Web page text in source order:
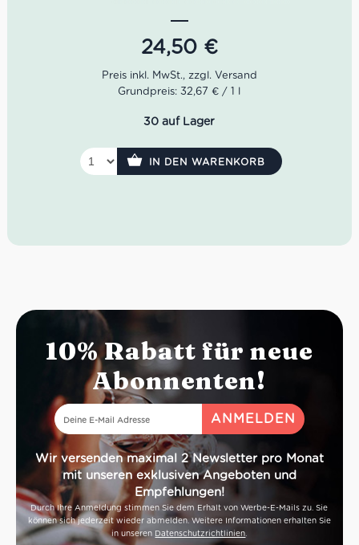
Barrique, wo er dann 9 Monate lang ruht.
um einen sehr ausgewogen Wein. Die Fettigkeit des
Chardonnay wird perfekt durch den frischeren und
herzhafteren Teil des Sauvignon ergänzt, für einen
Schluck von großem Genuss und Komplexität.
Eigenschaften vom Salidoro Monferrato Bianco:
Geruch:Gelbe Früchte und Gewürze
Geschmack: Frisch
Speisenempfehlung: Weißes Fleisch, Fisch,
24,50 €
Grundpreis: 32,67 € / 1 l
30 auf Lager
IN DEN WARENKORB
10% Rabatt für neue
Abonnenten!
Wir versenden maximal 2 Newsletter pro Monat
mit unseren exklusiven Angeboten und
Empfehlungen!
Durch Ihre Anmeldung stimmen Sie dem Erhalt von Werbe-E-Mails zu. Sie
können sich jederzeit wieder abmelden. Weitere Informationen erhalten Sie
in unseren Datenschutzrichtlinien